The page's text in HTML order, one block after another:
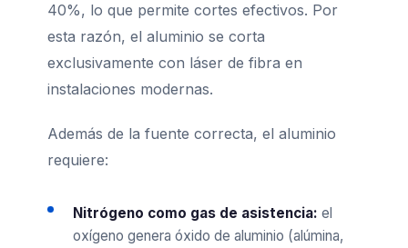
40%, lo que permite cortes efectivos. Por
esta razón, el aluminio se corta
exclusivamente con láser de fibra en
instalaciones modernas.
Además de la fuente correcta, el aluminio
requiere:
Nitrógeno como gas de asistencia: el
oxígeno genera óxido de aluminio (alúmina,